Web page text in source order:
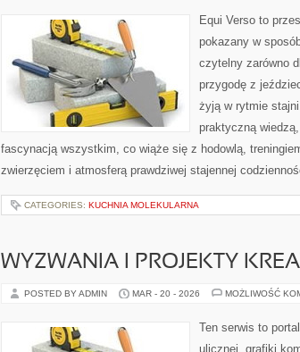
Equi Verso to
pokazany w
czytelny zarówno
przygodę z
żyją w rytmie
praktyczną
fascynacją wszystkim, co wiąże się z hodowlą,
zwierzęciem i atmosferą prawdziwej stajennej
CATEGORIES: KUCHNIA MOLEKULARNA
WYZWANIA I PROJEKTY
POSTED BY ADMIN MAR - 20 - 2026 MOŻLIWOŚĆ
Ten serwis to
ulicznej, grafiki